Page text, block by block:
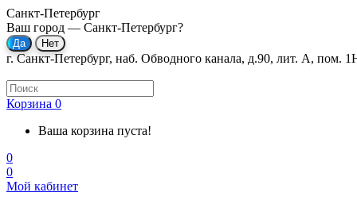
Санкт-Петербург
Ваш город — Санкт-Петербург?
г. Санкт-Петербург, наб. Обводного канала, д.90, лит. А, пом.
Корзина 0
Ваша корзина пуста!
0
0
Мой кабинет